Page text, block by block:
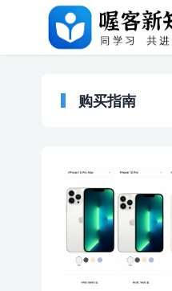
购买指南